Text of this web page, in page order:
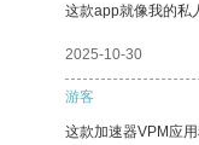
这款app就像我的私
2025-10-30
游客
这款加速器VPM应